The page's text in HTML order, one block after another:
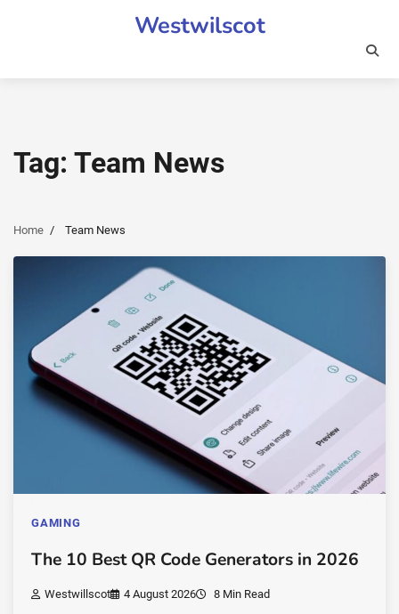
Westwilscot
Tag: Team News
Home Team News
GAMING
The 10 Best QR Code Generators in 2026
Westwillscot 4 August 2026 8 Min Read